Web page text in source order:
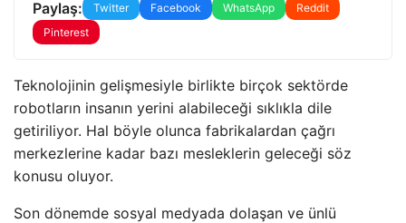
Paylaş: Twitter Facebook WhatsApp
Reddit
Pinterest
Teknolojinin gelişmesiyle birlikte birçok sektörde
robotların insanın yerini alabileceği sıklıkla dile
getiriliyor. Hal böyle olunca fabrikalardan çağrı
merkezlerine kadar bazı mesleklerin geleceği söz
konusu oluyor.
Son dönemde sosyal medyada dolaşan ve ünlü